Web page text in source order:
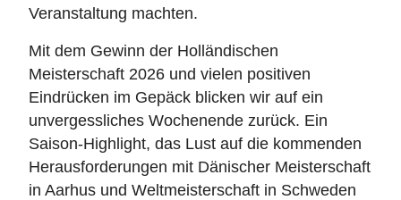
Veranstaltung machten.
Mit dem Gewinn der Holländischen
Meisterschaft 2026 und vielen positiven
Eindrücken im Gepäck blicken wir auf ein
unvergessliches Wochenende zurück. Ein
Saison-Highlight, das Lust auf die kommenden
Herausforderungen mit Dänischer Meisterschaft
in Aarhus und Weltmeisterschaft in Schweden